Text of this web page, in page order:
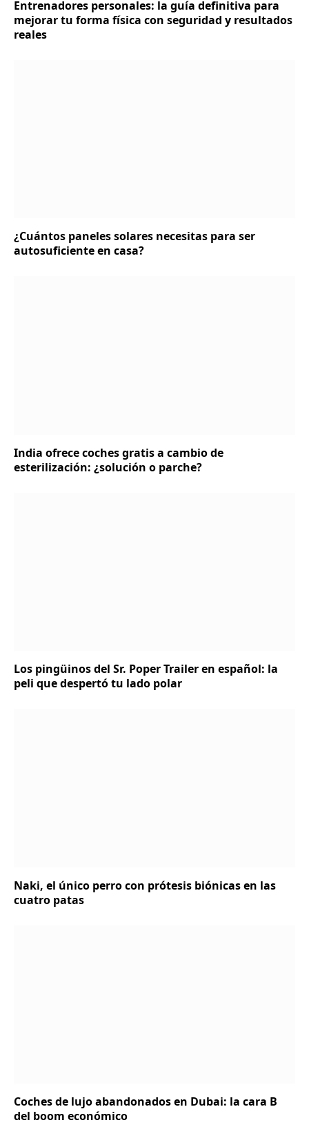
Entrenadores personales: la guía definitiva para
mejorar tu forma física con seguridad y resultados
reales
¿Cuántos paneles solares necesitas para ser
autosuficiente en casa?
India ofrece coches gratis a cambio de
esterilización: ¿solución o parche?
Los pingüinos del Sr. Poper Trailer en español: la
peli que despertó tu lado polar
Naki, el único perro con prótesis biónicas en las
cuatro patas
Coches de lujo abandonados en Dubai: la cara B
del boom económico